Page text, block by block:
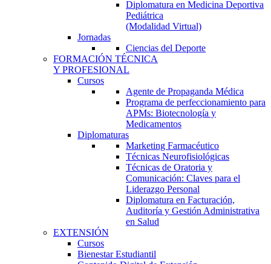
Diplomatura en Medicina Deportiva
Pediátrica
(Modalidad Virtual)
Jornadas
Ciencias del Deporte
FORMACIÓN TÉCNICA
Y PROFESIONAL
Cursos
Agente de Propaganda Médica
Programa de perfeccionamiento para
APMs: Biotecnología y
Medicamentos
Diplomaturas
Marketing Farmacéutico
Técnicas Neurofisiológicas
Técnicas de Oratoria y
Comunicación: Claves para el
Liderazgo Personal
Diplomatura en Facturación,
Auditoría y Gestión Administrativa
en Salud
EXTENSIÓN
Cursos
Bienestar Estudiantil